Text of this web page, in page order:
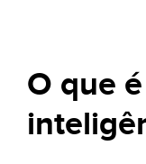
O que